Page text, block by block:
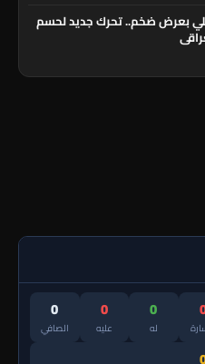
بعرض ضخم.. تحرك جديد لحسم
0
له
0
عليه
0
الصافي